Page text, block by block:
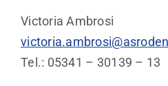
Victoria Ambrosi
Tel.: 05341 – 30139 – 13